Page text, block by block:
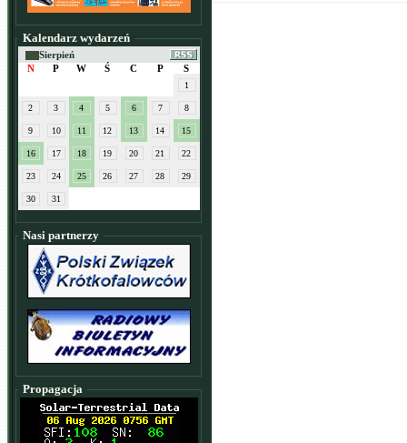
Kalendarz wydarzeń
Sierpień
N
P W Ś C P S
1
2 3 4 5 6 7 8
9 10 11 12 13 14 15
16 17 18 19 20 21 22
23 24 25 26 27 28 29
30 31
Nasi partnerzy
Propagacja